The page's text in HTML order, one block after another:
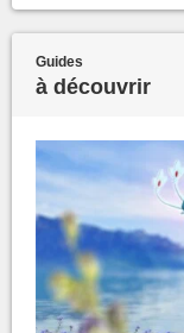
Guides
à découvrir